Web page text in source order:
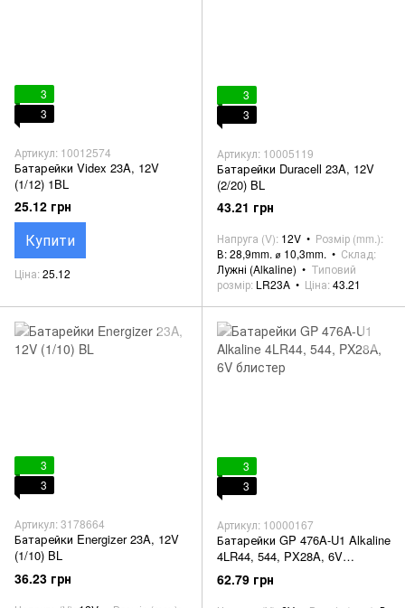
3
3
Артикул: 10012574
Батарейки Videx 23A, 12V
(1/12) 1BL
25.12 грн
Купити
Ціна 25.12
3
3
Артикул: 10005119
Батарейки Duracell 23A, 12V
(2/20) BL
43.21 грн
Напруга (V) 12V
Розмір (mm.)
В: 28,9mm. ⌀ 10,3mm.
Склад
Лужні (Alkaline)
Типовий
розмір LR23A Ціна 43.21
3
3
Артикул: 3178664
Батарейки Energizer 23A, 12V
(1/10) BL
36.23 грн
3
3
Артикул: 10000167
Батарейки GP 476A-U1 Alkaline
4LR44, 544, PX28A, 6V
блистер
62.79 грн